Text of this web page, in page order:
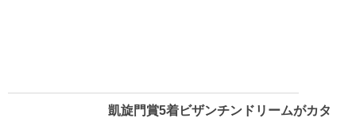
凱旋門賞5着ビザンチンドリームがカタ